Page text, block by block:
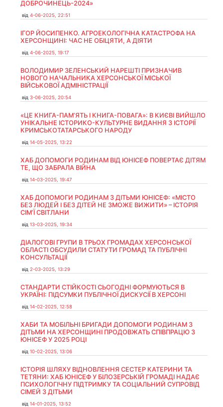
ДОБРОЧИНЕЦЬ-2024»
від 4-06-2025, 22:51
ІГОР ЙОСИПЕНКО. АГРОЕКОЛОГІЧНА КАТАСТРОФА НА
ХЕРСОНЩИНІ: ЧАС НЕ ОБІЦЯТИ, А ДІЯТИ
від 4-06-2025, 19:17
ВОЛОДИМИР ЗЕЛЕНСЬКИЙ НАРЕШТІ ПРИЗНАЧИВ
НОВОГО НАЧАЛЬНИКА ХЕРСОНСЬКОЇ МІСЬКОЇ
ВІЙСЬКОВОЇ АДМІНІСТРАЦІЇ
від 3-06-2025, 20:54
«ЦЕ КНИГА-ПАМ’ЯТЬ І КНИГА-ПОВАГА»: В КИЄВІ ВИЙШЛО
УНІКАЛЬНЕ ІСТОРИКО-КУЛЬТУРНЕ ВИДАННЯ З ІСТОРІЇ
КРИМСЬКОТАТАРСЬКОГО НАРОДУ
від 14-05-2025, 13:22
ХАБ ДОПОМОГИ РОДИНАМ ВІД ЮНІСЕФ ПОВЕРТАЄ ДІТЯМ
ТЕ, ЩО ЗАБРАЛА ВІЙНА
від 14-03-2025, 19:47
ХАБ ДОПОМОГИ РОДИНАМ З ДІТЬМИ ЮНІСЕФ: «МІСТО
БЕЗ ЛЮДЕЙ І БЕЗ ДІТЕЙ НЕ ЗМОЖЕ ВИЖИТИ» – ІСТОРІЯ
СІМʼЇ СВІТЛАНИ
від 13-03-2025, 19:34
ДІАЛОГОВІ ГРУПИ В ТРЬОХ ГРОМАДАХ ХЕРСОНСЬКОЇ
ОБЛАСТІ ОБСУДИЛИ СТАТУТИ ГРОМАД ТА ПУБЛІЧНІ
КОНСУЛЬТАЦІЇ
від 2-03-2025, 13:29
СТАНДАРТИ СТІЙКОСТІ СЬОГОДНІ ФОРМУЮТЬСЯ В
УКРАЇНІ: ПІДСУМКИ ПУБЛІЧНОЇ ДИСКУСІЇ В ХЕРСОНІ
від 14-02-2025, 12:58
ХАБИ ТА МОБІЛЬНІ БРИГАДИ ДОПОМОГИ РОДИНАМ З
ДІТЬМИ НА ХЕРСОНЩИНІ ПРОДОВЖАТЬ СПІВПРАЦЮ З
ЮНІСЕФ У 2025 РОЦІ
від 10-02-2025, 13:06
ІСТОРІЯ ШЛЯХУ ВІДНОВЛЕННЯ СЕСТЕР КАТЕРИНИ ТА
ТЕТЯНИ: ХАБ ЮНІСЕФ У БІЛОЗЕРСЬКІЙ ГРОМАДІ НАДАЄ
ПСИХОЛОГІЧНУ ПІДТРИМКУ ТА СОЦІАЛЬНИЙ СУПРОВІД
СІМЕЙ З ДІТЬМИ
від 14-01-2025, 13:52